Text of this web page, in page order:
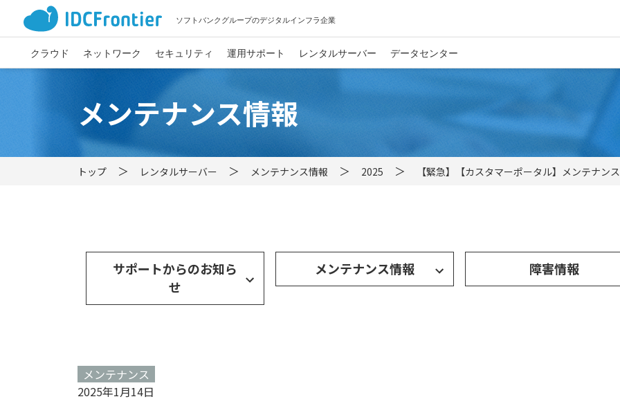
ソフトバンクグループのデジタルインフラ企業
クラウド ネットワーク セキュリティ 運用サポート レンタルサーバー データセンター
メンテナンス情報
トップ レンタルサーバー メンテナンス情報 2025 【緊急】【カスタマーポータル】メンテナン
サポートからのお知ら
せ
メンテナンス情報 障害情報
メンテナンス
2025年1月14日